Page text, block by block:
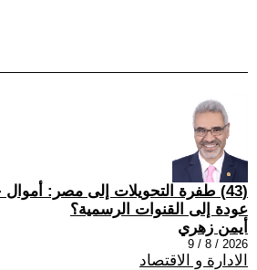
(43) طفرة التحويلات إلى مصر:
عودة إلى القنوات الرسمية؟
أيمن زهري
2026 / 8 / 9
الادارة و الاقتصاد